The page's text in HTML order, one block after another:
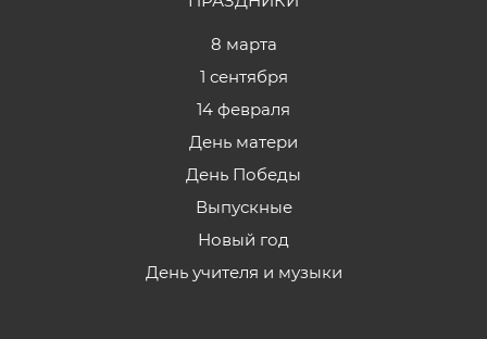
8 марта
1 сентября
14 февраля
День матери
День Победы
Выпускные
Новый год
День учителя и музыки